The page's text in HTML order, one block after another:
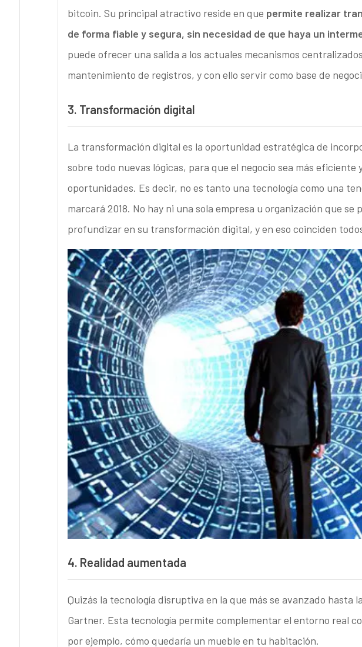
bitcoin. Su principal atractivo reside en que permite realizar
de forma fiable y segura, sin necesidad de que haya un
puede ofrecer una salida a los actuales mecanismos
mantenimiento de registros, y con ello servir como base de
3. Transformación digital
La transformación digital es la oportunidad estratégica de
sobre todo nuevas lógicas, para que el negocio sea más eficiente
oportunidades. Es decir, no es tanto una tecnología como una
marcará 2018. No hay ni una sola empresa u organización que
profundizar en su transformación digital, y en eso coinciden
4. Realidad aumentada
Quizás la tecnología disruptiva en la que más se avanzado hasta
Gartner. Esta tecnología permite complementar el entorno real
por ejemplo, cómo quedaría un mueble en tu habitación.